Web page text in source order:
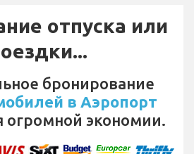
отпуска или
бронирование
в Аэропорт
огромной экономии.